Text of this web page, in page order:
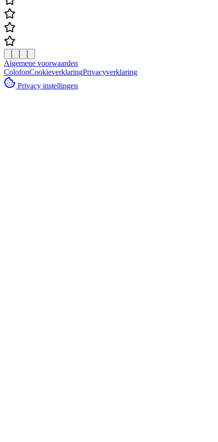
Algemene voorwaarden
ColofonCookieverklaringPrivacyverklaring
Privacy instellingen